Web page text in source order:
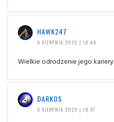
HAWK247
6 SIERPNIA 2020 | 18:48
Wielkie odrodzenie jego kariery
DARKOS
6 SIERPNIA 2020 | 18:57